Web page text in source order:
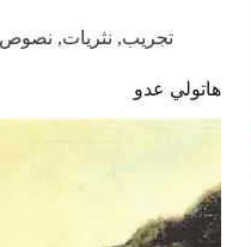
تجريب, نثريات, نصوص
هاتولي عدو